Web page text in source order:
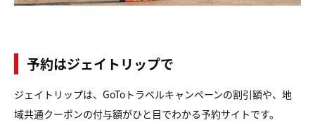
予約はジェイトリップで
ジェイトリップは、GoToトラベルキャンペーンの割引額や、地
域共通クーポンの付与額がひと目でわかる予約サイトです。